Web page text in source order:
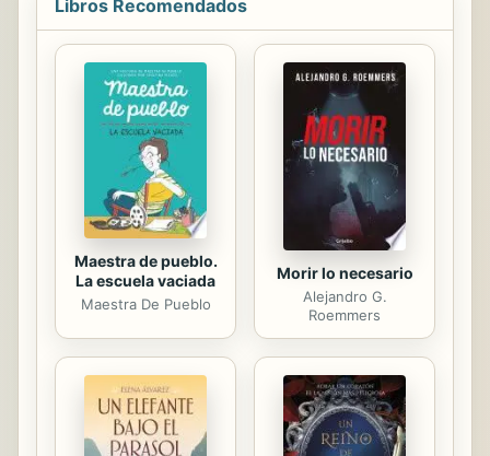
sobre el tamaño de tu pene? ¿Sigues
repitiéndote a ti mismo que el
tamaño no importa, pero en el fondo
sabes que todos preferirían tener un
miembro más grande y largo? Si has
contestado "sí" a alguna de esas
preguntas, entonces necesitas
escuchar este libro. No hay manera
de...
Libros Recomendados
Maestra de pueblo.
La escuela vaciada
Maestra De Pueblo
Morir lo necesario
Alejandro G.
Roemmers